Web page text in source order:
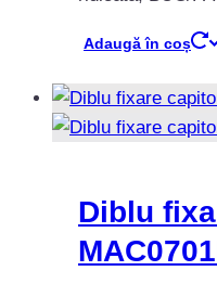
Adaugă în coș
Diblu